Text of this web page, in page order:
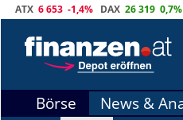
ATX 6 653 -1,4% DAX 26 319 0,7%
Börse News &